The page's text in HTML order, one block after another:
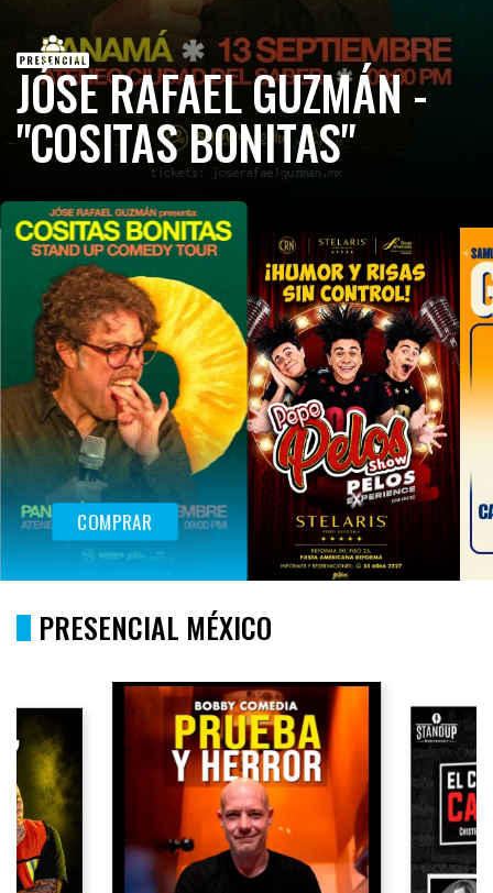
JÓSE RAFAEL GUZMÁN -
"COSITAS BONITAS"
COMPRAR
PRESENCIAL MÉXICO